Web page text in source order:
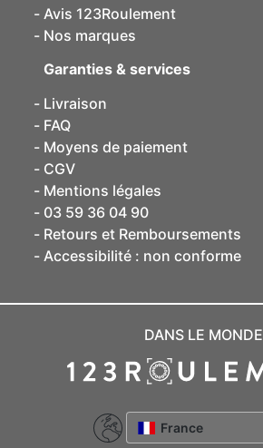
Avis 123Roulement
Nos marques
Garanties & services
Livraison
FAQ
Moyens de paiement
CGV
Mentions légales
03 59 36 04 90
Retours et Remboursements
Accessibilité : non conforme
DANS LE MONDE
France